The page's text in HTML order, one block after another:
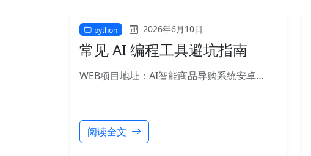
python 2026年6月10日
常见 AI 编程工具避坑指南
WEB项目地址：AI智能商品导购系统安卓…
阅读全文